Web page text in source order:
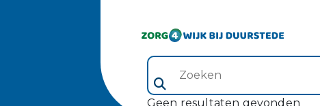
Zoeken (veld 5)
Geen resultaten gevonden